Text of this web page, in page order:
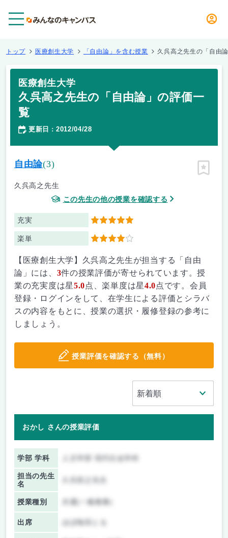
トップ 医療創生大学 「自由論」を含む授業 久呉高之先生の「自由
医療創生大学
久呉高之先生の「自由論」の評価一
覧
更新日 ： 2012/04/28
自由論(3)
久呉高之先生
この先生の他の授業を確認する
充実 5
楽単 4
ピン留
【医療創生大学】久呉高之先生が担当する「自由
論」には、 3件の授業評価が寄せられています。授
業の充実度は星5.0点、楽単度は星4.0点です。会員
登録・ログインをして、在学生による評価とシラバ
スの内容をもとに、授業の選択・履修登録の参考に
しましょう。
授業評価を確認する（無料）
おかし さんの授業評価
学部 学科
担当の先生
名
授業種別 共通(一般教養)
出席 ほぼ毎回とる